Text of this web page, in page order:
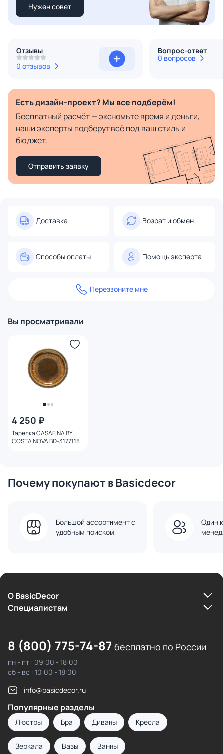
Нужен совет
Отзывы
0 отзывов
Вопрос-ответ
0 вопросов
Есть дизайн-проект? Мы все подберём!
Бесплатный расчёт — экономьте время и деньги,
наши эксперты подберут всё под ваш стиль и
бюджет.
Отправить заявку
Доставка Возрат и обмен
Способы оплаты Помощь эксперта
Перезвоните мне
Вы просматривали
4 250 ₽
Тарелка CASAFINA BY
COSTA NOVA BD-3177118
Почему покупают в Basicdecor
Большой ассортимент с
удобным поиском
Один
О BasicDecor
Cпециалистам
8 (800) 775-74-87 бесплатно по России
пн - пт : 09:00 - 18:00
сб - вс : 10:00 - 18:00
info@basicdecor.ru
Популярные разделы
Люстры Бра Диваны Кресла
Зеркала Вазы Ванны